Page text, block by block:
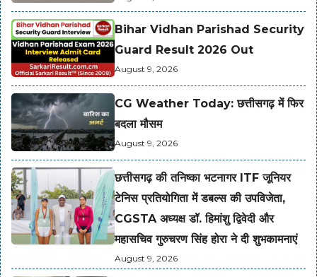
Bihar Vidhan Parishad Security
Guard Result 2026 Out
August 9, 2026
CG Weather Today: छत्तीसगढ़ में फिर
बदला मौसम
August 9, 2026
छत्तीसगढ़ की तनिष्का भटनागर ITF जूनियर
टेनिस प्रतियोगिता में डबल्स की उपविजेता,
CGSTA अध्यक्ष डॉ. हिमांशु द्विवेदी और
महासचिव गुरुचरण सिंह होरा ने दी शुभकामनाएं
August 9, 2026